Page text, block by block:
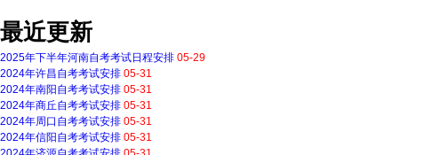
最近更新
2025年下半年河南自考考试日程安排 05-29
2024年许昌自考考试安排 05-31
2024年南阳自考考试安排 05-31
2024年商丘自考考试安排 05-31
2024年周口自考考试安排 05-31
2024年信阳自考考试安排 05-31